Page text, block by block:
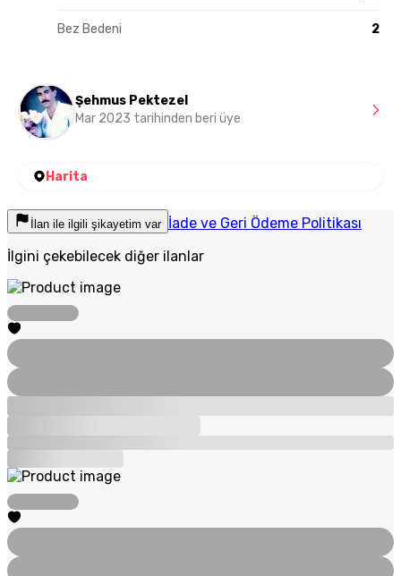
Bez Bedeni 2
Şehmus Pektezel
Mar 2023 tarihinden beri üye
Harita
İlan ile ilgili şikayetim var İade ve Geri Ödeme Politikası
İlgini çekebilecek diğer ilanlar